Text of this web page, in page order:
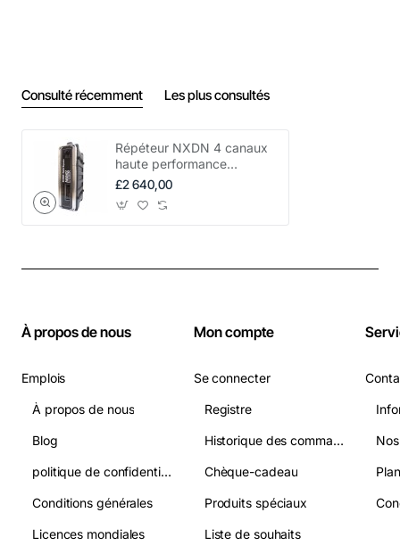
Consulté récemment Les plus consultés
Répéteur NXDN 4 canaux
haute performance
NX4000S
£2 640,00
À propos de nous
Emplois
À propos de nous
Blog
politique de confidentialité
Conditions générales
Licences mondiales
Mon compte
Se connecter
Registre
Historique des commandes
Chèque-cadeau
Produits spéciaux
Liste de souhaits